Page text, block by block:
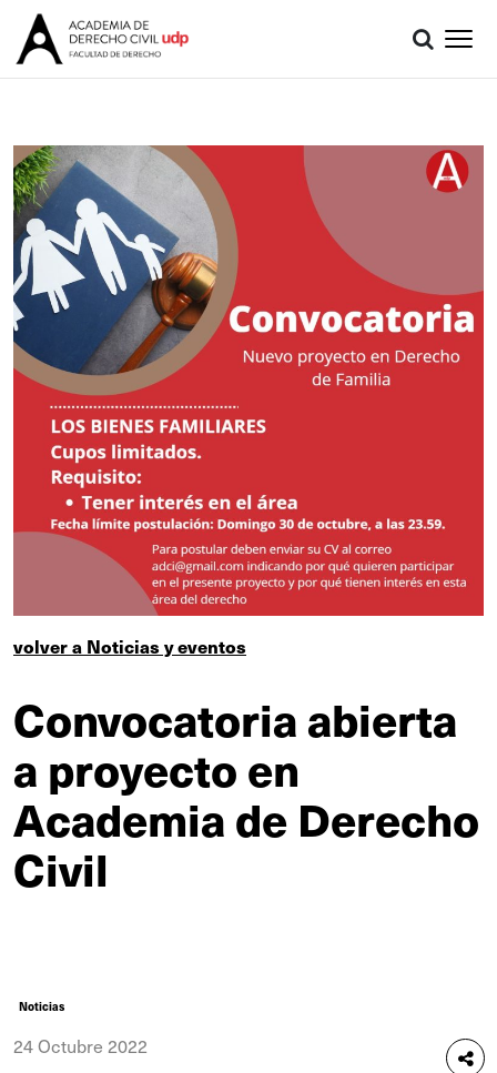
volver a Noticias y eventos
Convocatoria abierta
a proyecto en
Academia de Derecho
Civil
Noticias
24 Octubre 2022